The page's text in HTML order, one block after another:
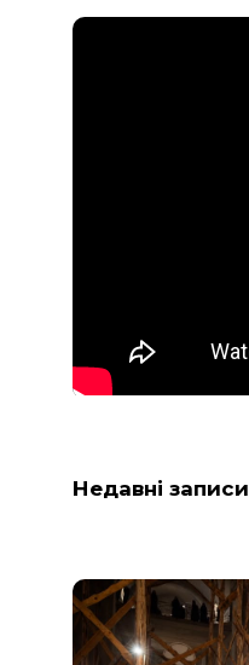
Недавні записи